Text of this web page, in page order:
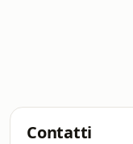
Contatti